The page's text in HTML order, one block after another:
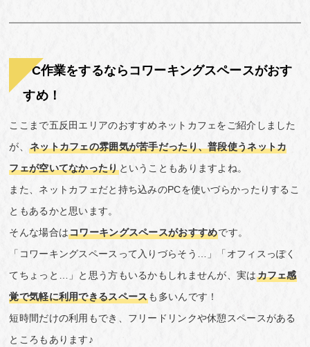
PC作業をするならコワーキングスペースがおす
すめ！
ここまで五反田エリアのおすすめネットカフェをご紹介しました
が、ネットカフェの雰囲気が苦手だったり、普段使うネットカ
フェが空いてなかったりということもありますよね。
また、ネットカフェだと持ち込みのPCを使いづらかったりするこ
ともあるかと思います。
そんな場合はコワーキングスペースがおすすめです。
「コワーキングスペースって入りづらそう…」「オフィスっぽく
てちょっと…」と思う方もいるかもしれませんが、実はカフェ感
覚で気軽に利用できるスペースも多いんです！
短時間だけの利用もでき、フリードリンクや休憩スペースがある
ところもあります♪